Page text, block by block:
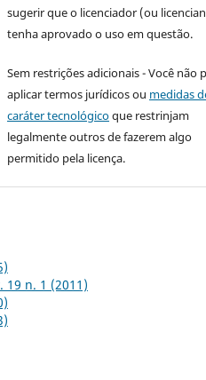
sugerir que o licenciador (ou
tenha aprovado o uso em questão.
Sem restrições adicionais - Você não
aplicar termos jurídicos ou medidas
caráter tecnológicoque restrinjam
legalmente outros de fazerem algo
permitido pela licença.
19 n. 1 (2011)